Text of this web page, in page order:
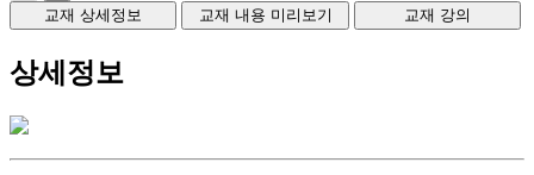
교재 상세정보 교재 내용 미리보기 교재 강의
상세정보